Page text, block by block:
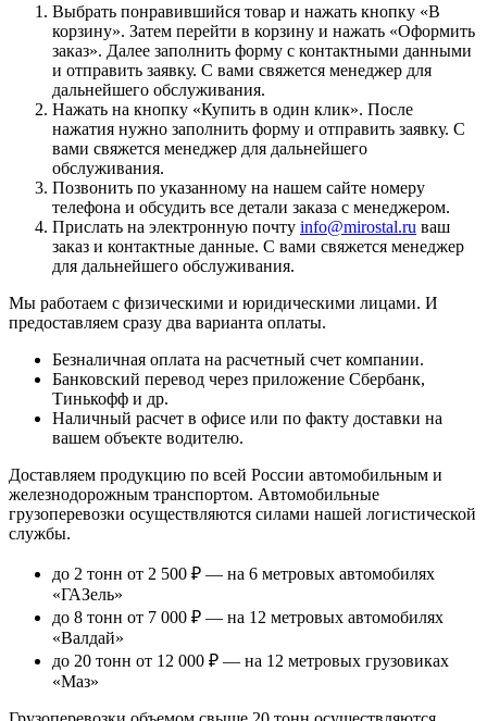
Выбрать понравившийся товар и нажать кнопку «В
корзину». Затем перейти в корзину и нажать «Оформить
заказ». Далее заполнить форму с контактными данными
и отправить заявку. С вами свяжется менеджер для
дальнейшего обслуживания.
Нажать на кнопку «Купить в один клик». После
нажатия нужно заполнить форму и отправить заявку. С
вами свяжется менеджер для дальнейшего
обслуживания.
Позвонить по указанному на нашем сайте номеру
телефона и обсудить все детали заказа с менеджером.
Прислать на электронную почту info@mirostal.ru ваш
заказ и контактные данные. С вами свяжется менеджер
для дальнейшего обслуживания.
Мы работаем с физическими и юридическими лицами. И
предоставляем сразу два варианта оплаты.
Безналичная оплата на расчетный счет компании.
Банковский перевод через приложение Сбербанк,
Тинькофф и др.
Наличный расчет в офисе или по факту доставки на
вашем объекте водителю.
Доставляем продукцию по всей России автомобильным и
железнодорожным транспортом. Автомобильные
грузоперевозки осуществляются силами нашей логистической
службы.
до 2 тонн от 2 500 ₽ — на 6 метровых автомобилях
«ГАЗель»
до 8 тонн от 7 000 ₽ — на 12 метровых автомобилях
«Валдай»
до 20 тонн от 12 000 ₽ — на 12 метровых грузовиках
«Маз»